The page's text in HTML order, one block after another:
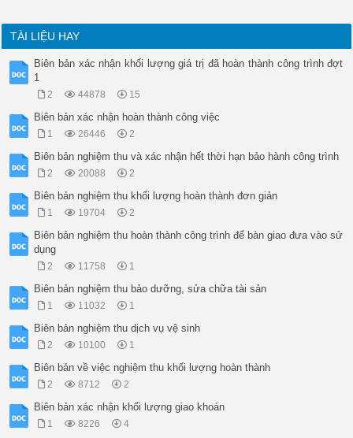
TÀI LIỆU HAY
Biên bản xác nhận khối lượng giá trị đã hoàn thành công trình đợt
1
2 44878 15
Biên bản xác nhận hoàn thành công việc
1 26446 2
Biên bản nghiệm thu và xác nhận hết thời hạn bảo hành công trình
2 20088 2
Biên bản nghiệm thu khối lượng hoàn thành đơn giản
1 19704 2
Biên bản nghiệm thu hoàn thành công trình để bàn giao đưa vào sử
dụng
2 11758 1
Biên bản nghiệm thu bảo dưỡng, sửa chữa tài sản
1 11032 1
Biên bản nghiệm thu dịch vụ vệ sinh
2 10100 1
Biên bản về việc nghiệm thu khối lượng hoàn thành
2 8712 2
Biên bản xác nhận khối lượng giao khoán
1 8226 4